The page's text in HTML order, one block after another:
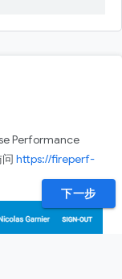
Performance
https://fireperf-
下一步